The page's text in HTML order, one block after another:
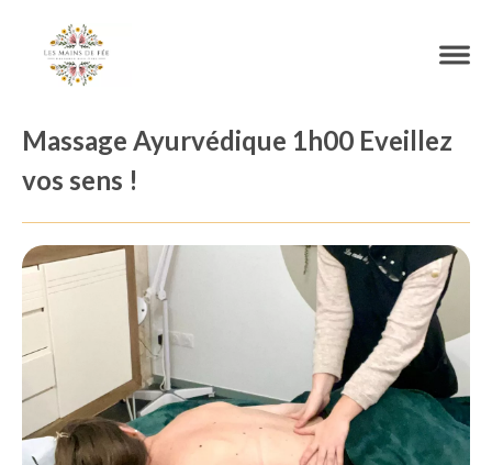
Massage Ayurvédique 1h00 Eveillez
vos sens !